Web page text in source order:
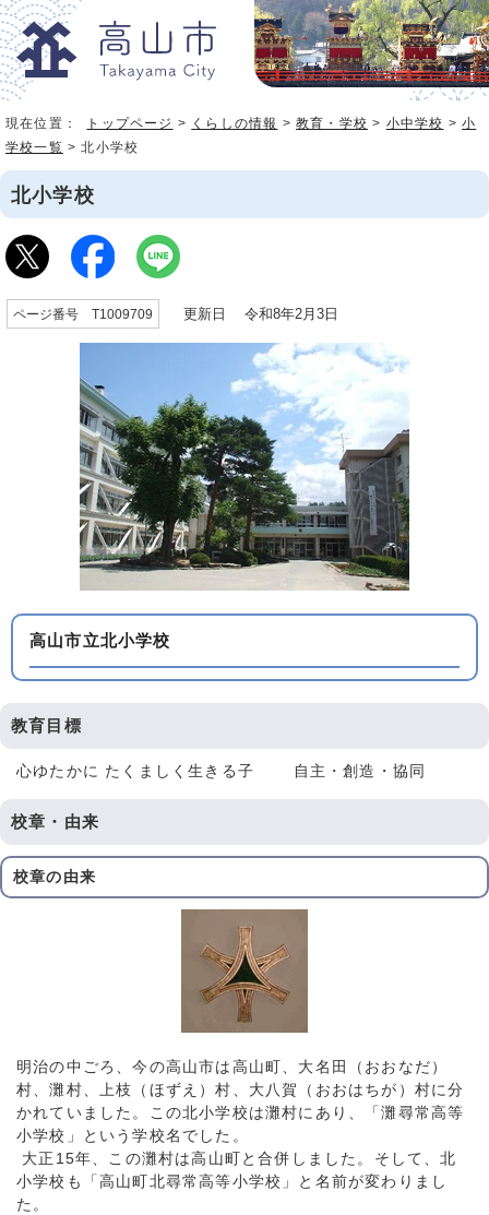
現在位置： トップページ > くらしの情報 >教育・学校 > 小中学校 >小
学校一覧 > 北小学校
北小学校
ページ番号 T1009709 更新日 令和8年2月3日
高山市立北小学校
教育目標
心ゆたかに たくましく生きる子 自主・創造・協同
校章・由来
校章の由来
明治の中ごろ、今の高山市は高山町、大名田（おおなだ）
村、灘村、上枝（ほずえ）村、大八賀（おおはちが）村に分
かれていました。この北小学校は灘村にあり、「灘尋常高等
小学校」という学校名でした。
大正15年、この灘村は高山町と合併しました。そして、北
小学校も「高山町北尋常高等小学校」と名前が変わりまし
た。